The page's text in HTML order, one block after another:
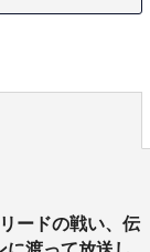
ードの戦い、伝